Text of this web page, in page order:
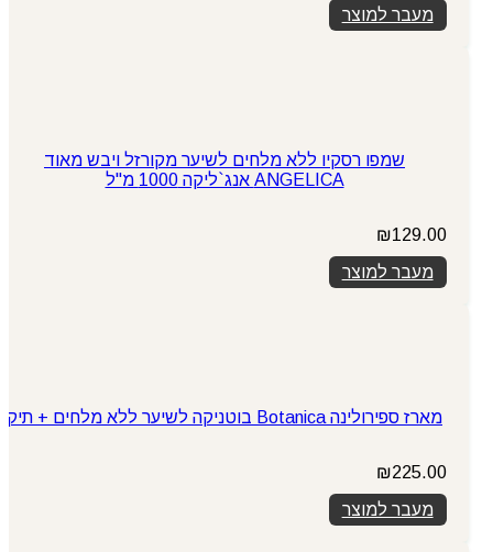
מעבר למוצר
שמפו רסקיו ללא מלחים לשיער מקורזל ויבש מאוד
ANGELICA אנג`ליקה 1000 מ"ל
₪129.00
מעבר למוצר
מארז ספירולינה Botanica בוטניקה לשיער ללא מלחים + תיק
₪225.00
מעבר למוצר